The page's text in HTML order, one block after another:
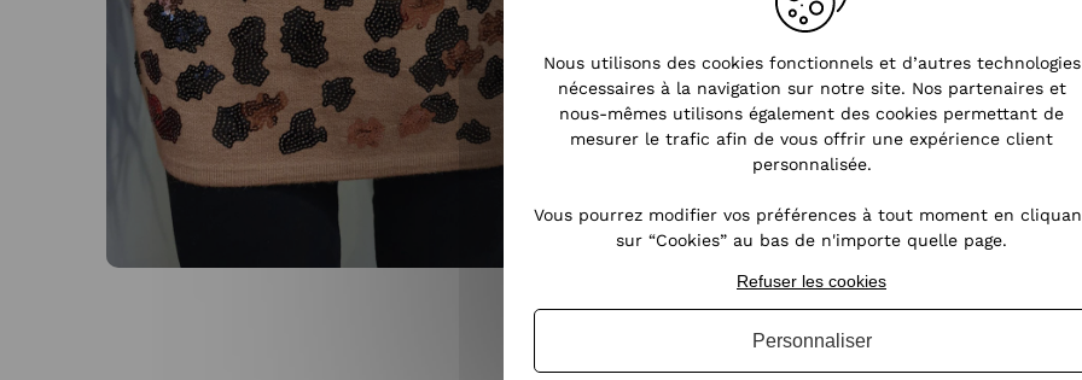
Tendances
Nous utilisons des cookies fonctionnels et d’autres technologies
nécessaires à la navigation sur notre site. Nos partenaires et
nous-mêmes utilisons également des cookies permettant de
mesurer le trafic afin de vous offrir une expérience client
personnalisée.
Vous pourrez modifier vos préférences à tout moment en
sur “Cookies” au bas de n'importe quelle page.
Refuser les cookies
Personnaliser